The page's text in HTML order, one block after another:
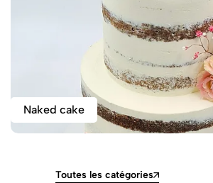
Naked cake
Toutes les catégories